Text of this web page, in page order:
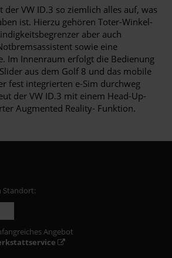
der VW ID.3 so ziemlich alles auf, was
ist. Hierzu gehören Toter-Winkel-
aber auch
sowie eine
Im Innenraum erfolgt die Bedienung
aus dem Golf 8 und das mobile
fest integrierten e-Sim durchweg
der VW ID.3 mit einem Head-Up-
Augmented Reality- Funktion.
Standort:
Angebot